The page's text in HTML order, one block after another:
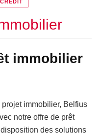
immobilier
immobilier, Belfius
notre offre de prêt
des solutions